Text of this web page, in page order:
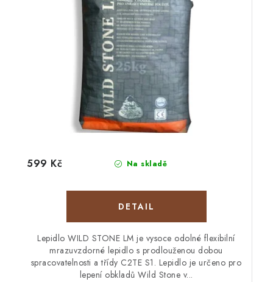
Na skladě
599 Kč
Lepidlo WILD STONE LM je vysoce odolné flexibilní
mrazuvzdorné lepidlo s prodlouženou dobou
spracovatelnosti a třídy C2TE S1. Lepidlo je určeno pro
lepení obkladů Wild Stone v...